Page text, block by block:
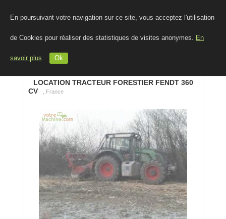
En poursuivant votre navigation sur ce site, vous acceptez l'utilisation
de Cookies pour réaliser des statistiques de visites anonymes. En
savoir plus Ok
LOCATION TRACTEUR FORESTIER FENDT 360
CV
, France